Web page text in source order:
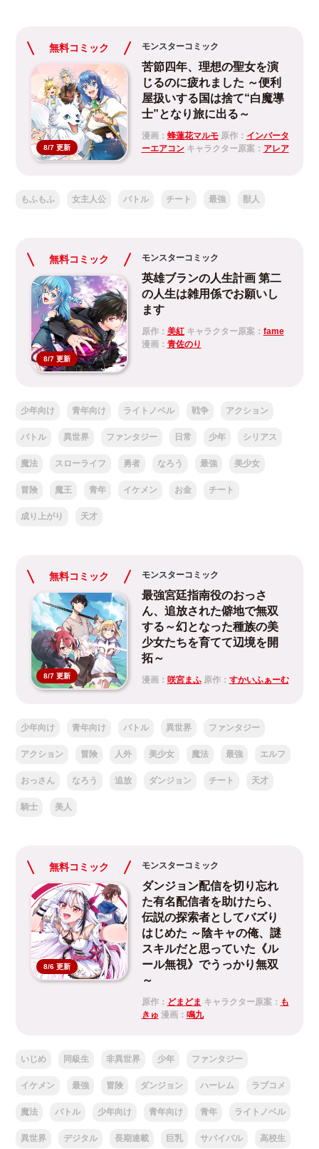
無料コミック
8/7 更新
モンスターコミック
苦節四年、理想の聖女を演
じるのに疲れました ～便利
屋扱いする国は捨て“白魔導
士”となり旅に出る～
漫画： 蜂蓮花マルモ原作： インバータ
ーエアコンキャラクター原案： アレア
もふもふ 女主人公 バトル チート 最強 獣人
無料コミック
8/7 更新
モンスターコミック
英雄ブランの人生計画 第二
の人生は雑用係でお願いし
ます
原作： 美紅キャラクター原案： fame
漫画： 青佐のり
少年向け 青年向け ライトノベル 戦争 アクション
バトル 異世界 ファンタジー 日常 少年 シリアス
魔法 スローライフ 勇者 なろう 最強 美少女
冒険 魔王 青年 イケメン お金 チート
成り上がり 天才
無料コミック
8/7 更新
モンスターコミック
最強宮廷指南役のおっさ
ん、追放された僻地で無双
する～幻となった種族の美
少女たちを育てて辺境を開
拓～
漫画： 咲宮まふ原作： すかいふぁーむ
少年向け 青年向け バトル 異世界 ファンタジー
アクション 冒険 人外 美少女 魔法 最強 エルフ
おっさん なろう 追放 ダンジョン チート 天才
騎士 美人
無料コミック
8/6 更新
モンスターコミック
ダンジョン配信を切り忘れ
た有名配信者を助けたら、
伝説の探索者としてバズり
はじめた ～陰キャの俺、謎󠄀
スキルだと思っていた《ル
ール無視》でうっかり無双
～
原作： どまどま キャラクター原案： も
きゅ 漫画： 鳴九
いじめ 同級生 非異世界 少年 ファンタジー
イケメン 最強 冒険 ダンジョン ハーレム ラブコメ
魔法 バトル 少年向け 青年向け 青年 ライトノベル
異世界 デジタル 長期連載 巨乳 サバイバル 高校生